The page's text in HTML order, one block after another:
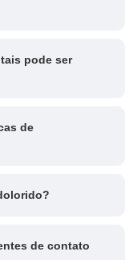
pode ser
de
de contato